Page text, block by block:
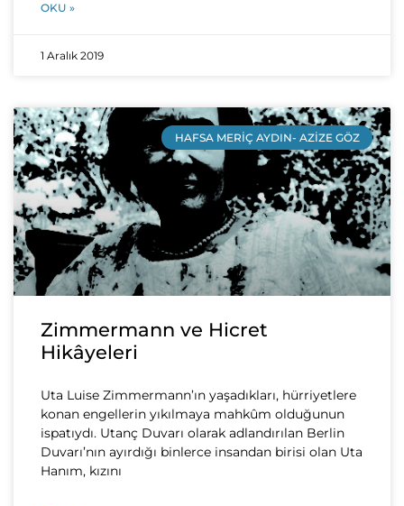
OKU »
1 Aralık 2019
HAFSA MERIÇ AYDIN- AZIZE GÖZ
Zimmermann ve Hicret
Hikâyeleri
Uta Luise Zimmermann’ın yaşadıkları, hürriyetlere
konan engellerin yıkılmaya mahkûm olduğunun
ispatıydı. Utanç Duvarı olarak adlandırılan Berlin
Duvarı’nın ayırdığı binlerce insandan birisi olan Uta
Hanım, kızını